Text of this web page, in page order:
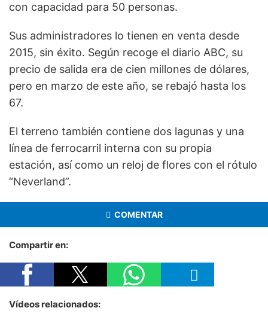
con capacidad para 50 personas.
Sus administradores lo tienen en venta desde
2015, sin éxito. Según recoge el diario ABC, su
precio de salida era de cien millones de dólares,
pero en marzo de este año, se rebajó hasta los
67.
El terreno también contiene dos lagunas y una
línea de ferrocarril interna con su propia
estación, así como un reloj de flores con el rótulo
“Neverland”.
COMENTAR
Compartir en:
Vídeos relacionados: